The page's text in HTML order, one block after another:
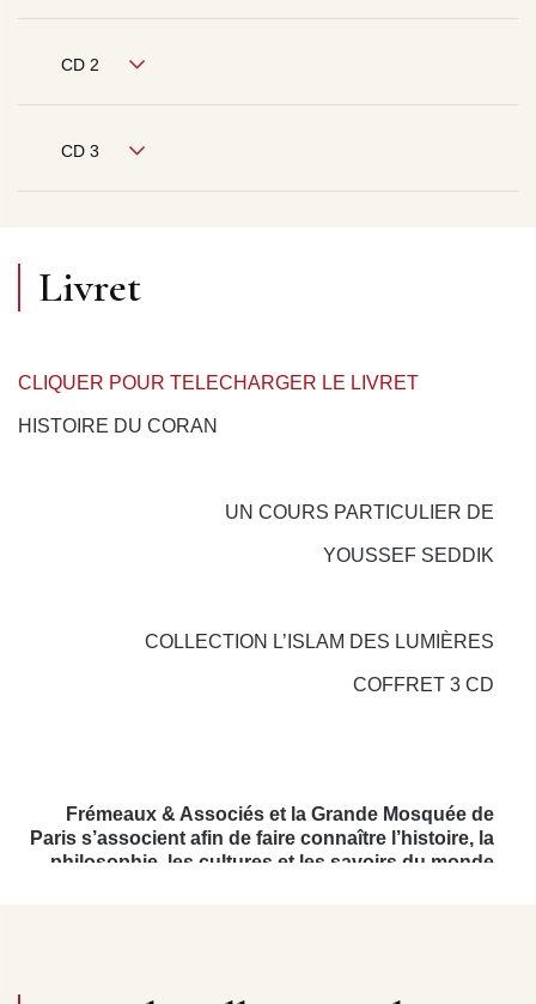
CD 2
CD 3
Livret
CLIQUER POUR TELECHARGER LE LIVRET
HISTOIRE DU CORAN
UN COURS PARTICULIER DE
YOUSSEF SEDDIK
COLLECTION L’ISLAM DES LUMIÈRES
COFFRET 3 CD
Frémeaux & Associés et la Grande Mosquée de
Paris s’associent afin de faire connaître l’histoire, la
philosophie, les cultures et les savoirs du monde